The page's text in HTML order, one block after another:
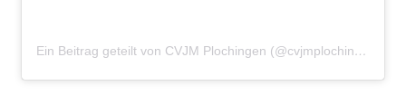
Ein Beitrag geteilt von CVJM Plochingen (@cvjmplochingen)